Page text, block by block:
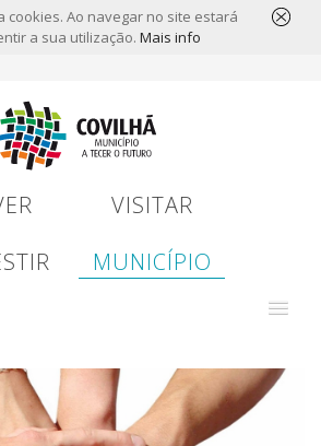
cookies. Ao navegar no site estará
a sua utilização. Mais info
VISITAR
MUNICÍPIO